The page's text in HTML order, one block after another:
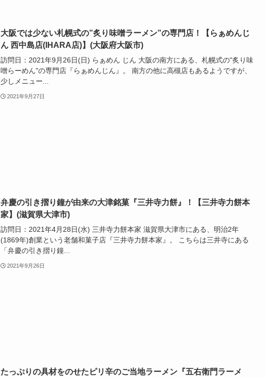
大阪では少ない札幌式の”炙り味噌ラーメン”の専門店！【らぁめんじ
ん 西中島店(IHARA店)】(大阪府大阪市)
訪問日：2021年9月26日(日) らぁめん じん 大阪の南方にある、札幌式の"炙り味
噌らーめん"の専門店『らぁめんじん』。 南方の他に高槻店もあるようですが、
少しメニュー...
2021年9月27日
弁慶の引き摺り鐘が由来の大津銘菓『三井寺力餅』！【三井寺力餅本
家】(滋賀県大津市)
訪問日：2021年4月28日(水) 三井寺力餅本家 滋賀県大津市にある、明治2年
(1869年)創業という老舗和菓子店『三井寺力餅本家』。 こちらは三井寺にある
「弁慶の引き摺り鐘...
2021年9月26日
たっぷりの具材をのせたピリ辛のご当地ラーメン『五右衛門ラーメ